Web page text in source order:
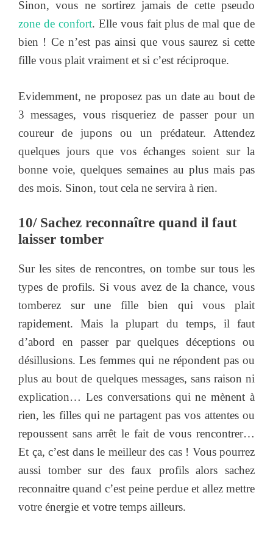
Sinon, vous ne sortirez jamais de cette pseudo
zone de confort. Elle vous fait plus de mal que de
bien ! Ce n’est pas ainsi que vous saurez si cette
fille vous plait vraiment et si c’est réciproque.
Evidemment, ne proposez pas un date au bout de
3 messages, vous risqueriez de passer pour un
coureur de jupons ou un prédateur. Attendez
quelques jours que vos échanges soient sur la
bonne voie, quelques semaines au plus mais pas
des mois. Sinon, tout cela ne servira à rien.
10/ Sachez reconnaître quand il faut
laisser tomber
Sur les sites de rencontres, on tombe sur tous les
types de profils. Si vous avez de la chance, vous
tomberez sur une fille bien qui vous plait
rapidement. Mais la plupart du temps, il faut
d’abord en passer par quelques déceptions ou
désillusions. Les femmes qui ne répondent pas ou
plus au bout de quelques messages, sans raison ni
explication… Les conversations qui ne mènent à
rien, les filles qui ne partagent pas vos attentes ou
repoussent sans arrêt le fait de vous rencontrer…
Et ça, c’est dans le meilleur des cas ! Vous pourrez
aussi tomber sur des faux profils alors sachez
reconnaitre quand c’est peine perdue et allez mettre
votre énergie et votre temps ailleurs.